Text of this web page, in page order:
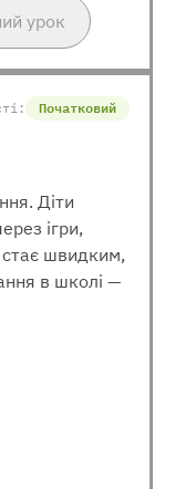
урок
Початковий
Діти
ігри,
швидким,
в школі —